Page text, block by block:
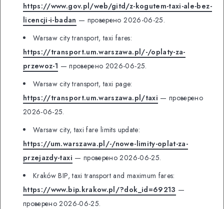
https://www.gov.pl/web/gitd/z-kogutem-taxi-ale-bez-
licencji-i-badan — проверено 2026-06-25.
Warsaw city transport, taxi fares:
https://transport.um.warszawa.pl/-/oplaty-za-
przewoz-1 — проверено 2026-06-25.
Warsaw city transport, taxi page:
https://transport.um.warszawa.pl/taxi — проверено
2026-06-25.
Warsaw city, taxi fare limits update:
https://um.warszawa.pl/-/nowe-limity-oplat-za-
przejazdy-taxi — проверено 2026-06-25.
Kraków BIP, taxi transport and maximum fares:
https://www.bip.krakow.pl/?dok_id=69213 —
проверено 2026-06-25.